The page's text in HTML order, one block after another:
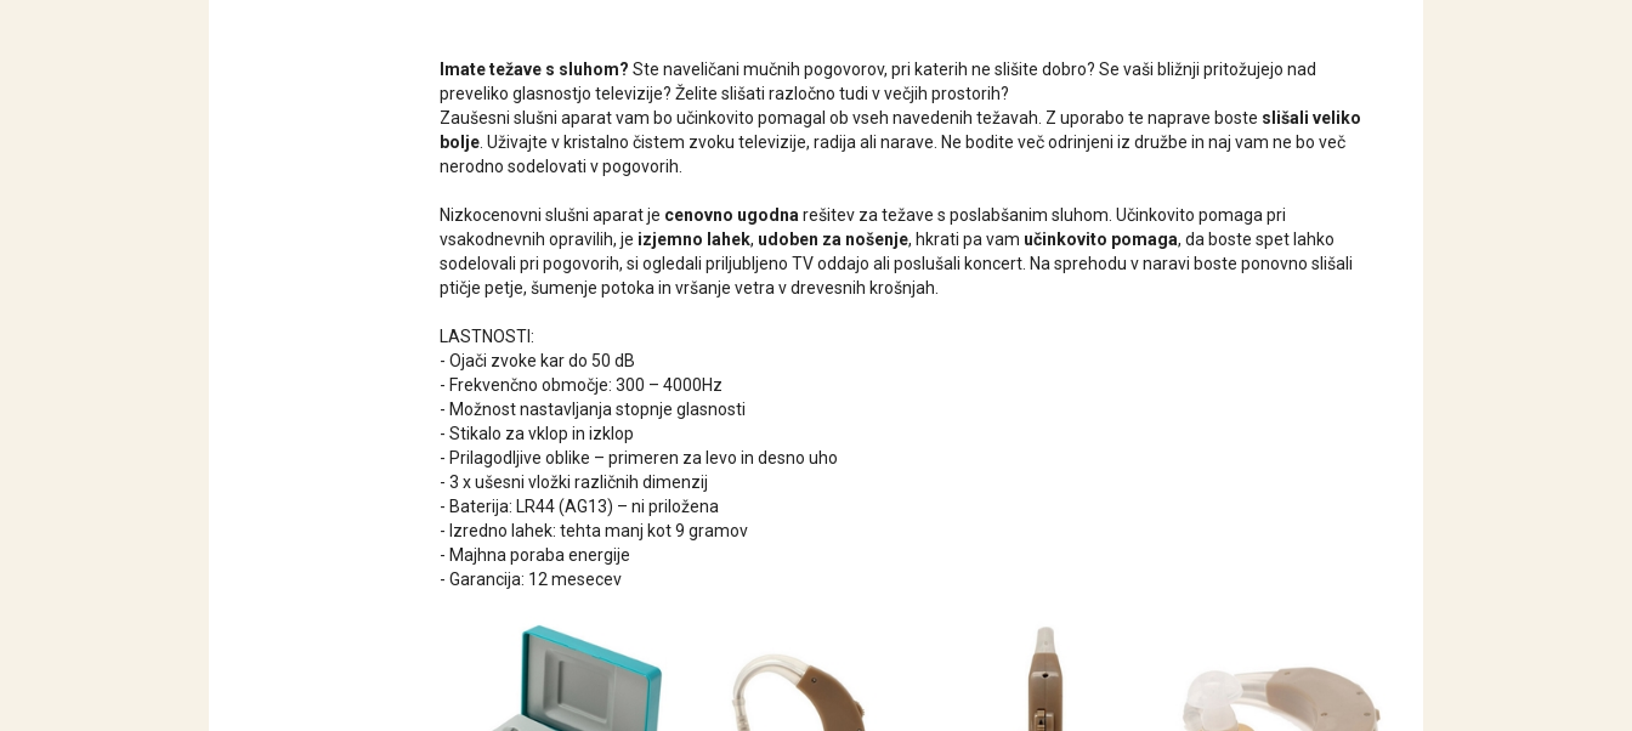
Imate težave s sluhom? Ste naveličani mučnih pogovorov, pri katerih ne slišite dobro? Se vaši bližnji pritožujejo nad
preveliko glasnostjo televizije? Želite slišati razločno tudi v večjih prostorih?
Zaušesni slušni aparat vam bo učinkovito pomagal ob vseh navedenih težavah. Z uporabo te naprave boste slišali veliko
bolje . Uživajte v kristalno čistem zvoku televizije, radija ali narave. Ne bodite več odrinjeni iz družbe in naj vam ne bo več
nerodno sodelovati v pogovorih.
Nizkocenovni slušni aparat je cenovno ugodna rešitev za težave s poslabšanim sluhom. Učinkovito pomaga pri
vsakodnevnih opravilih, je izjemno lahek, udoben za nošenje, hkrati pa vam učinkovito pomaga, da boste spet lahko
sodelovali pri pogovorih, si ogledali priljubljeno TV oddajo ali poslušali koncert. Na sprehodu v naravi boste ponovno slišali
ptičje petje, šumenje potoka in vršanje vetra v drevesnih krošnjah.
LASTNOSTI:
- Ojači zvoke kar do 50 dB
- Frekvenčno območje: 300 – 4000Hz
- Možnost nastavljanja stopnje glasnosti
- Stikalo za vklop in izklop
- Prilagodljive oblike – primeren za levo in desno uho
- 3 x ušesni vložki različnih dimenzij
- Baterija: LR44 (AG13) – ni priložena
- Izredno lahek: tehta manj kot 9 gramov
- Majhna poraba energije
- Garancija: 12 mesecev